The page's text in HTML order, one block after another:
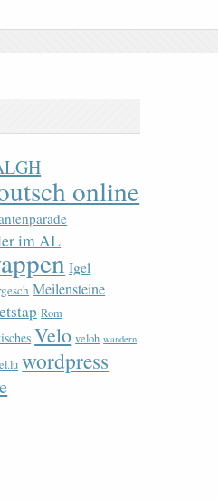
online
im AL
Igel
Meilensteine
Rom
Velo veloh wandern
wordpress